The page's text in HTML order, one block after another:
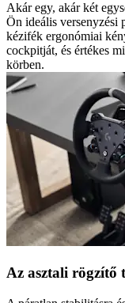
Akár egy, akár két
Ön ideális versenyzési
kézifék ergonómiai
cockpitját, és értékes
körben.
Az asztali rögzítő